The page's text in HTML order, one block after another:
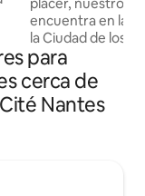
encuentra en la
la Ciudad de los
de tren Sur y el
Reformado a
luminoso, su
tranquilo.
para
cerca de
Nantes